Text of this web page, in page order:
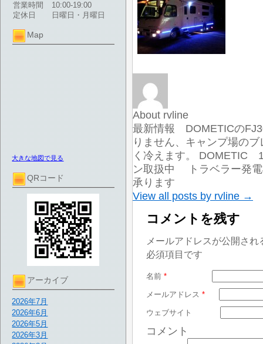
営業時間
10:00-19:00
定休日
日曜日・月曜日
Map
大きな地図で見る
QRコード
アーカイブ
2026年7月
2026年6月
2026年5月
2026年3月
About rvline
最新情報 DOMETICの
りません、キャンプ場の
く冷えます。 DOMETIC
ン取扱中 トラベラー
承ります
View all posts by rvline →
コメントを残す
メールアドレスが公開さ
必須項目です
名前 *
メールアドレス *
ウェブサイト
コメント